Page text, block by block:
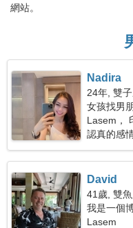
網站。
Nadira
24年, 雙
女孩找男
Lasem，
認真的感
David
41歲, 雙
我是一個
Lasem